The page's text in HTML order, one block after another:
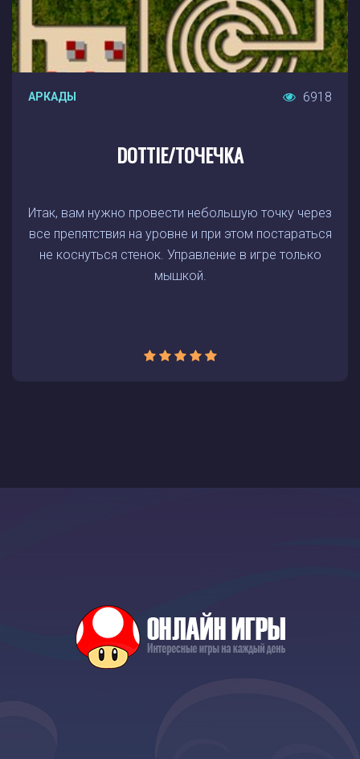
АРКАДЫ 6918
DOTTIE/ТОЧЕЧКА
Итак, вам нужно провести небольшую точку через
все препятствия на уровне и при этом постараться
не коснуться стенок. Управление в игре только
мышкой.